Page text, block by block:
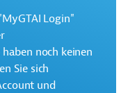
beantragt)
Login"
noch keinen
Sie sich
und